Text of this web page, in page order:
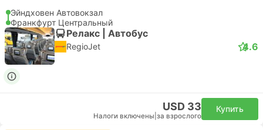
Эйндховен Автовокзал
Франкфурт Центральный
Релакс | Автобус
RegioJet 4.6
USD 33
Налоги включены за взрослого
Купить